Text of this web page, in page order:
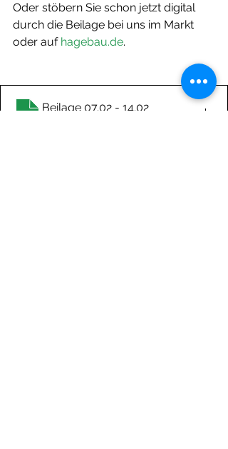
Oder stöbern Sie schon jetzt digital
durch die Beilage bei uns im Markt
oder auf hagebau.de.
Beilage 07.02 - 14.02